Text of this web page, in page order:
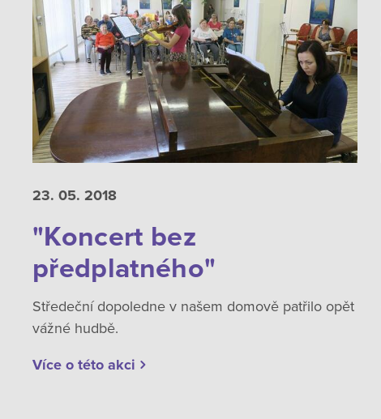
23. 05. 2018
"Koncert bez
předplatného"
Středeční dopoledne v našem domově patřilo opět
vážné hudbě.
Více o této akci